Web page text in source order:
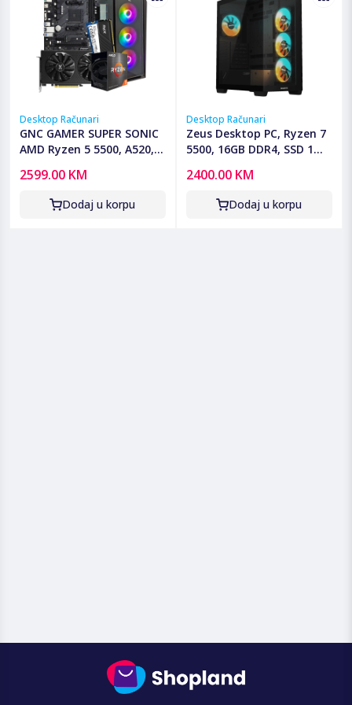
Desktop Računari
GNC GAMER SUPER SONIC
AMD Ryzen 5 5500, A520,
SSD 1TB, PSU 650W,
kućište gaming
2599.00 KM
Dodaj u korpu
Desktop Računari
Zeus Desktop PC, Ryzen 7
5500, 16GB DDR4, SSD 1
5700/16GB/M.2
1TB/RX7600
2400.00 KM
Dodaj u korpu